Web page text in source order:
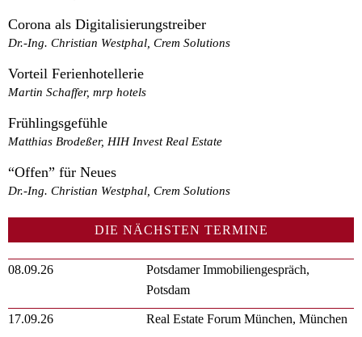
Corona als Digitalisierungstreiber
Dr.-Ing. Christian Westphal, Crem Solutions
Vorteil Ferienhotellerie
Martin Schaffer, mrp hotels
Frühlingsgefühle
Matthias Brodeßer, HIH Invest Real Estate
“Offen” für Neues
Dr.-Ing. Christian Westphal, Crem Solutions
DIE NÄCHSTEN TERMINE
08.09.26
Potsdamer Immobiliengespräch,
Potsdam
17.09.26 Real Estate Forum München, München